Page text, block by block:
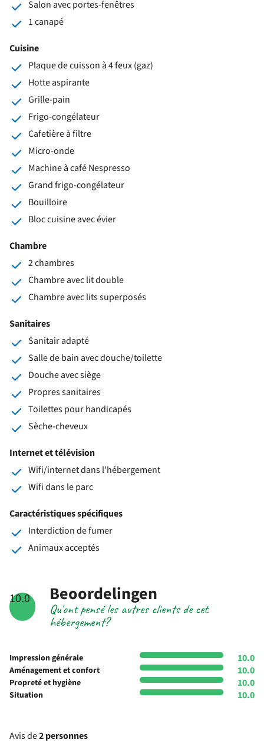
Salon avec portes-fenêtres
1 canapé
Cuisine
Plaque de cuisson à 4 feux (gaz)
Hotte aspirante
Grille-pain
Frigo-congélateur
Cafetière à filtre
Micro-onde
Machine à café Nespresso
Grand frigo-congélateur
Bouilloire
Bloc cuisine avec évier
Chambre
2 chambres
Chambre avec lit double
Chambre avec lits superposés
Sanitaires
Sanitair adapté
Salle de bain avec douche/toilette
Douche avec siège
Propres sanitaires
Toilettes pour handicapés
Sèche-cheveux
Internet et télévision
Wifi/internet dans l'hébergement
Wifi dans le parc
Caractéristiques spécifiques
Interdiction de fumer
Animaux acceptés
10.0
Qu'ont pensé les autres clients de cet
hébergement?
Beoordelingen
Impression générale 10.0
Aménagement et confort 10.0
Propreté et hygiène 10.0
Situation 10.0
Avis de2 personnes